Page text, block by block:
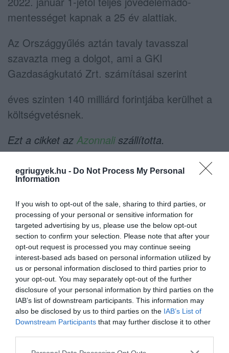
egriugyek.hu - Do Not Process My Personal
Information
If you wish to opt-out of the sale, sharing to third parties, or
processing of your personal or sensitive information for
targeted advertising by us, please use the below opt-out
section to confirm your selection. Please note that after your
opt-out request is processed you may continue seeing
interest-based ads based on personal information utilized by
us or personal information disclosed to third parties prior to
your opt-out. You may separately opt-out of the further
disclosure of your personal information by third parties on the
IAB’s list of downstream participants. This information may
also be disclosed by us to third parties on the IAB’s List of
Downstream Participants that may further disclose it to other
Please note that this website/app uses one or more Google
mentességet kapnak a 25 év alattiak.
Az Országgyűlés aztán tavaly tavasszal
szavazta meg a dolgot, ami a GKI
Gazdaságkutató Zrt. számításai szerint
éves szinten 140 milliárd forintjába kerülhet a
költségvetésnek.
Ezt a cikket az Azonnaliszállította.
(Indexkép forrása: kormany.hu)
Ne maradjon le a legfrissebb hírekről, kövessen
bennünket az EGRI ÜGYEK Google Hírek oldalán!
VISSZA A FŐOLDALRA